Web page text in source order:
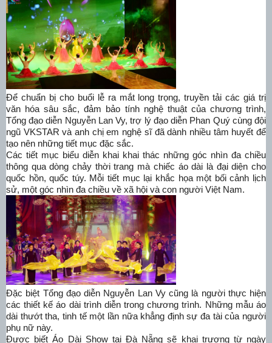
Để chuẩn bị cho buổi lễ ra mắt long trọng, truyền tải các giá trị
văn hóa sâu sắc, đảm bảo tính nghệ thuật của chương trình,
Tổng đạo diễn Nguyễn Lan Vy, trợ lý đạo diễn Phan Quý cùng đội
ngũ VKSTAR và anh chị em nghệ sĩ đã dành nhiều tâm huyết để
tạo nên những tiết mục đặc sắc.
Các tiết mục biểu diễn khai khai thác những góc nhìn đa chiều
thông qua dòng chảy thời trang mà chiếc áo dài là đại diện cho
quốc hồn, quốc túy. Mỗi tiết mục lại khắc họa một bối cảnh lịch
sử, một góc nhìn đa chiều về xã hội và con người Việt Nam.
Đặc biệt Tổng đạo diễn Nguyễn Lan Vy cũng là người thực hiện
các thiết kế áo dài trình diễn trong chương trình. Những mẫu áo
dài thướt tha, tinh tế một lần nữa khẳng định sự đa tài của người
phụ nữ này.
Được biết Áo Dài Show tại Đà Nẵng sẽ khai trương từ ngày